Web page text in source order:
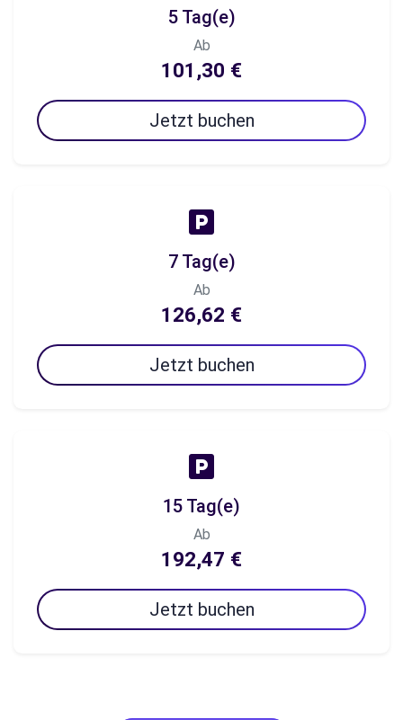
5 Tag(e)
Ab
101,30 €
Jetzt buchen
7 Tag(e)
Ab
126,62 €
Jetzt buchen
15 Tag(e)
Ab
192,47 €
Jetzt buchen